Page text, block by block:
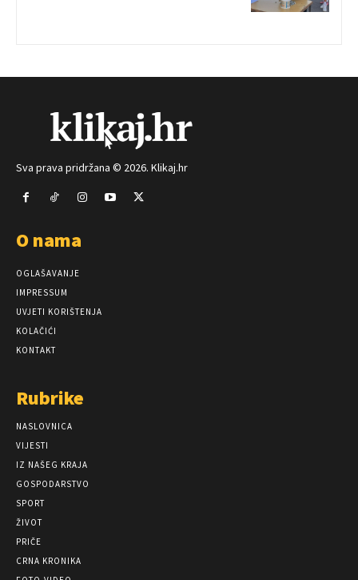
Sva prava pridržana © 2026. Klikaj.hr
O nama
OGLAŠAVANJE
IMPRESSUM
UVJETI KORIŠTENJA
KOLAČIĆI
KONTAKT
Rubrike
NASLOVNICA
VIJESTI
IZ NAŠEG KRAJA
GOSPODARSTVO
SPORT
ŽIVOT
PRIČE
CRNA KRONIKA